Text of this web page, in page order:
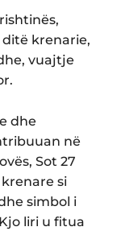
krenarie,
vuajtje
dhe
në
Sot 27
si
simbol i
liri u fitua